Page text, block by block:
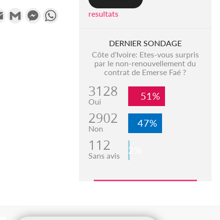
Email Gmail MessengerWhatsAppresultats
DERNIER SONDAGE
Côte d'Ivoire: Etes-vous surpris
par le non-renouvellement du
contrat de Emerse Faé ?
3128
Oui 51%
2902
Non 47%
112
Sans avis 2%